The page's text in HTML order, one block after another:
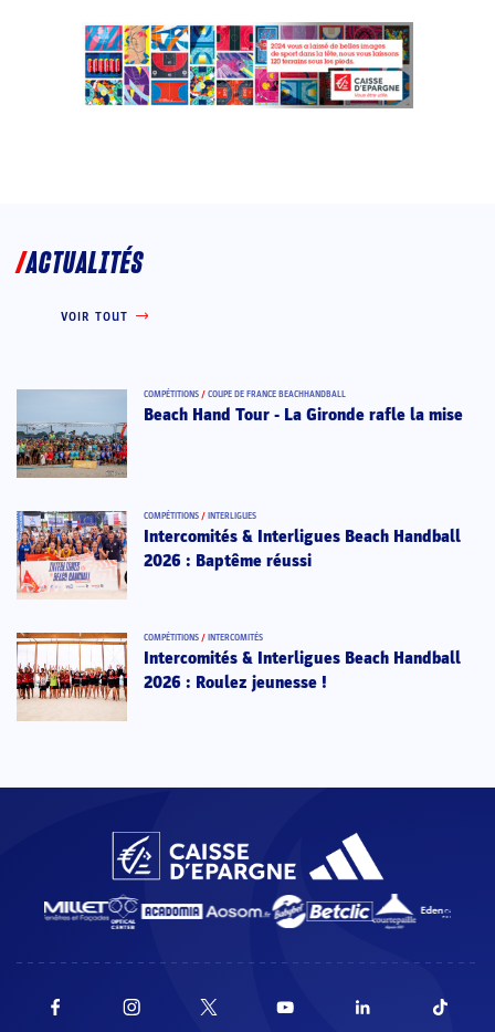
ACTUALITÉS
VOIR TOUT
COMPÉTITIONS / COUPE DE FRANCE BEACHHANDBALL
Beach Hand Tour - La Gironde rafle la mise
COMPÉTITIONS / INTERLIGUES
Intercomités & Interligues Beach Handball
2026 : Baptême réussi
COMPÉTITIONS / INTERCOMITÉS
Intercomités & Interligues Beach Handball
2026 : Roulez jeunesse !